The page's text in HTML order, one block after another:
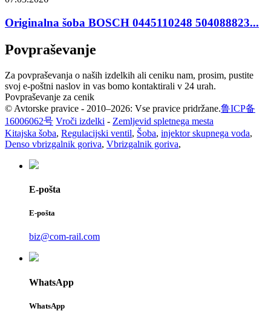
Originalna šoba BOSCH 0445110248 504088823...
Povpraševanje
Za povpraševanja o naših izdelkih ali ceniku nam, prosim, pustite
svoj e-poštni naslov in vas bomo kontaktirali v 24 urah.
Povpraševanje za cenik
© Avtorske pravice - 2010–2026: Vse pravice pridržane.鲁ICP备
16006062号 Vroči izdelki - Zemljevid spletnega mesta
Kitajska šoba, Regulacijski ventil, Šoba, injektor skupnega voda,
Denso vbrizgalnik goriva, Vbrizgalnik goriva,
E-pošta
E-pošta
biz@com-rail.com
WhatsApp
WhatsApp